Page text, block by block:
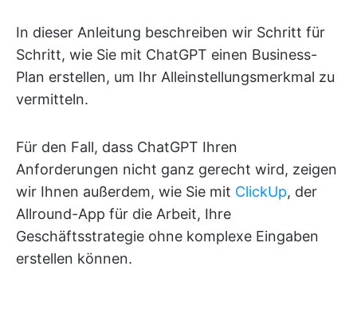
In dieser Anleitung beschreiben wir Schritt für
Schritt, wie Sie mit ChatGPT einen Business-
Plan erstellen, um Ihr Alleinstellungsmerkmal zu
vermitteln.
Für den Fall, dass ChatGPT Ihren
Anforderungen nicht ganz gerecht wird, zeigen
wir Ihnen außerdem, wie Sie mit ClickUp, der
Allround-App für die Arbeit, Ihre
Geschäftsstrategie ohne komplexe Eingaben
erstellen können.